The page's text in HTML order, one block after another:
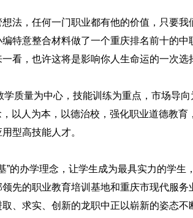
法，任何一门职业都有他的价值，只要我
特意整合材料做了一个重庆排名前十的中
看，也许这将是影响你人生命运的一次选
质量为中心，技能训练为重点，市场导向
以人为本，以德治校，强化职业道德教育
型高技能人才。
办学理念，让学生成为最具实力的学生
先的职业教育培训基地和重庆市现代服务
、求实、创新的龙职中正以崭新的姿态不